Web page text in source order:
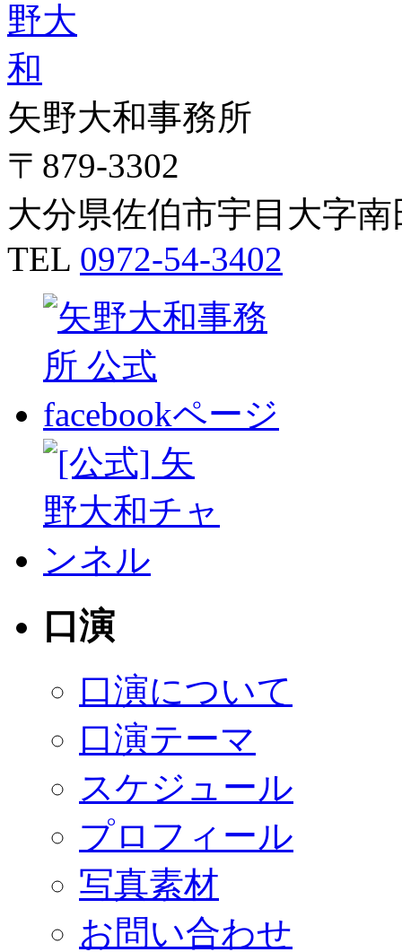
矢野大和事務所
〒879-3302
大分県佐伯市宇目大字南
TEL 0972-54-3402
口演
口演について
口演テーマ
スケジュール
プロフィール
写真素材
お問い合わせ